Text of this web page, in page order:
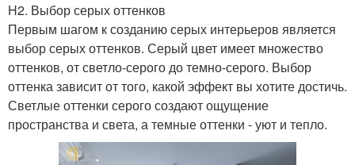
H2. Выбор серых оттенков
Первым шагом к созданию серых интерьеров является
выбор серых оттенков. Серый цвет имеет множество
оттенков, от светло-серого до темно-серого. Выбор
оттенка зависит от того, какой эффект вы хотите достичь.
Светлые оттенки серого создают ощущение
пространства и света, а темные оттенки - уют и тепло.